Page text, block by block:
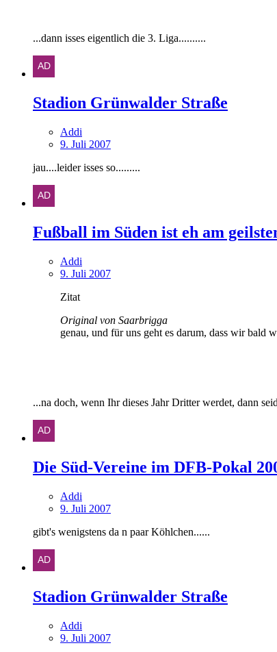
...dann isses eigentlich die 3. Liga..........
Stadion Grünwalder Straße
Addi
9. Juli 2007
jau....leider isses so.........
Fußball im Süden ist eh am
Addi
9. Juli 2007
Zitat
Original von Saarbrigga
genau, und für uns geht es darum, dass wir bald
...na doch, wenn Ihr dieses Jahr Dritter werdet, dann
Die Süd-Vereine im DFB-Pokal
Addi
9. Juli 2007
gibt's wenigstens da n paar Köhlchen......
Stadion Grünwalder Straße
Addi
9. Juli 2007